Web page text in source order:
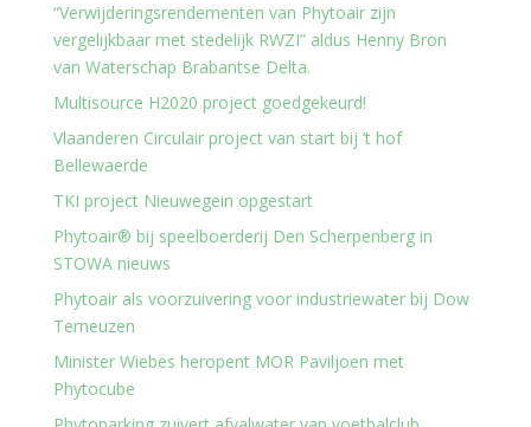
“Verwijderingsrendementen van Phytoair zijn
vergelijkbaar met stedelijk RWZI” aldus Henny Bron
van Waterschap Brabantse Delta.
Multisource H2020 project goedgekeurd!
Vlaanderen Circulair project van start bij ’t hof
Bellewaerde
TKI project Nieuwegein opgestart
Phytoair® bij speelboerderij Den Scherpenberg in
STOWA nieuws
Phytoair als voorzuivering voor industriewater bij Dow
Terneuzen
Minister Wiebes heropent MOR Paviljoen met
Phytocube